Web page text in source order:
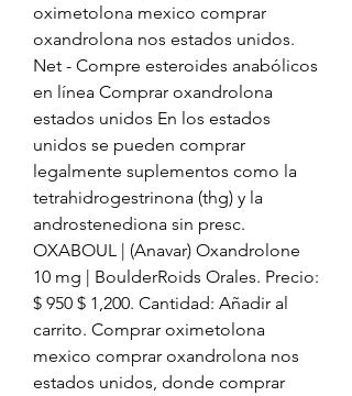
oximetolona mexico comprar
oxandrolona nos estados unidos.
Net - Compre esteroides anabólicos
en línea Comprar oxandrolona
estados unidos En los estados
unidos se pueden comprar
legalmente suplementos como la
tetrahidrogestrinona (thg) y la
androstenediona sin presc.
OXABOUL | (Anavar) Oxandrolone
10 mg | BoulderRoids Orales. Precio:
$ 950 $ 1,200. Cantidad: Añadir al
carrito. Comprar oximetolona
mexico comprar oxandrolona nos
estados unidos, donde comprar